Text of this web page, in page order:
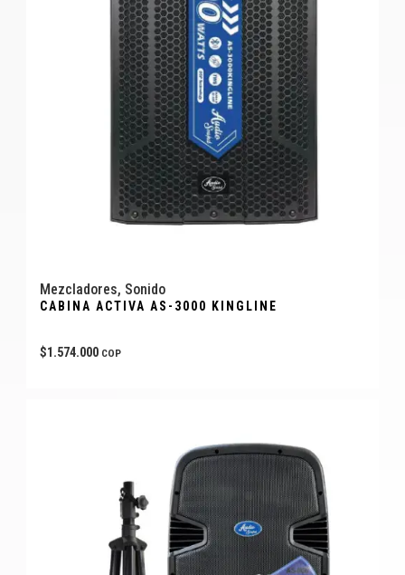
Mezcladores, Sonido
CABINA ACTIVA AS-3000 KINGLINE
$1.574.000 COP